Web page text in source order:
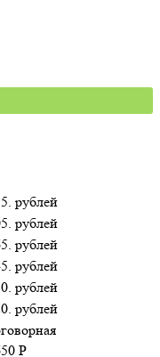
рублей
рублей
рублей
рублей
рублей
рублей
P